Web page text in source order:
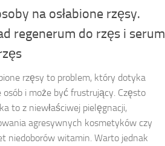
na osłabione rzęsy.
regenerum do rzęs i serum
rzęsy to problem, który dotyka
osób i może być frustrujący. Często
to z niewłaściwej pielęgnacji,
agresywnych kosmetyków czy
niedoborów witamin. Warto jednak